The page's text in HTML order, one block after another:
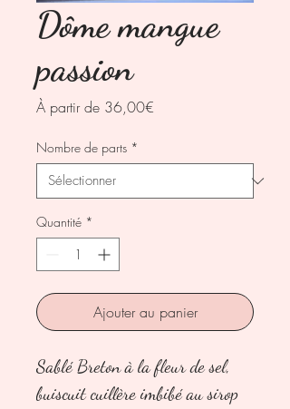
Dôme mangue
passion
À partir de 36,00€
Nombre de parts *
Quantité *
Ajouter au panier
Sablé Breton à la fleur de sel,
buiscuit cuillère imbibé au sirop